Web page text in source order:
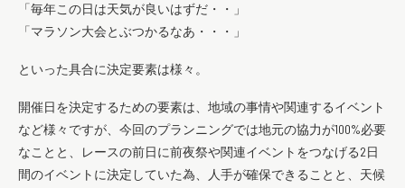
「毎年この日は天気が良いはずだ・・」
「マラソン大会とぶつかるなあ・・・」
といった具合に決定要素は様々。
開催日を決定するための要素は、地域の事情や関連するイベント
など様々ですが、今回のプランニングでは地元の協力が100%必要
なことと、レースの前日に前夜祭や関連イベントをつなげる2日
間のイベントに決定していた為、人手が確保できることと、天候